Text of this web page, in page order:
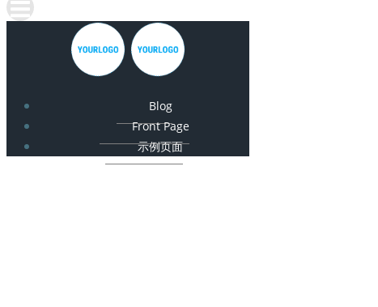
Blog
Front Page
示例页面